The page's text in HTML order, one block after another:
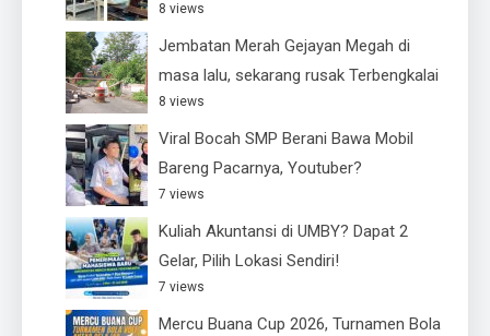
8 views
Jembatan Merah Gejayan Megah di
masa lalu, sekarang rusak Terbengkalai
8 views
Viral Bocah SMP Berani Bawa Mobil
Bareng Pacarnya, Youtuber?
7 views
Kuliah Akuntansi di UMBY? Dapat 2
Gelar, Pilih Lokasi Sendiri!
7 views
Mercu Buana Cup 2026, Turnamen Bola